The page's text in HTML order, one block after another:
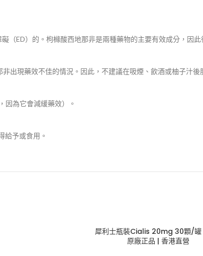
（ED）的。枸櫞酸西地那非是兩種藥物的主要有效成分，因此
出現藥效不佳的情況。因此，不建議在吸煙、飲酒或柚子汁後
因為它會減緩藥效）。
給予或食用。
犀利士瓶裝Cialis 20mg 30顆/罐
原廠正品 | 香港直營